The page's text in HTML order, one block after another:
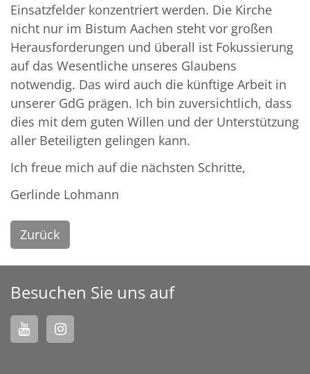
Einsatzfelder konzentriert werden. Die Kirche
nicht nur im Bistum Aachen steht vor großen
Herausforderungen und überall ist Fokussierung
auf das Wesentliche unseres Glaubens
notwendig. Das wird auch die künftige Arbeit in
unserer GdG prägen. Ich bin zuversichtlich, dass
dies mit dem guten Willen und der Unterstützung
aller Beteiligten gelingen kann.
Ich freue mich auf die nächsten Schritte,
Gerlinde Lohmann
Zurück
Besuchen Sie uns auf